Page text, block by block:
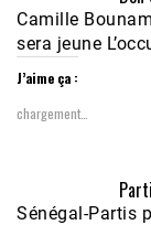
Camille
sera jeune
J’aime ça :
chargement…
Sénégal-Partis